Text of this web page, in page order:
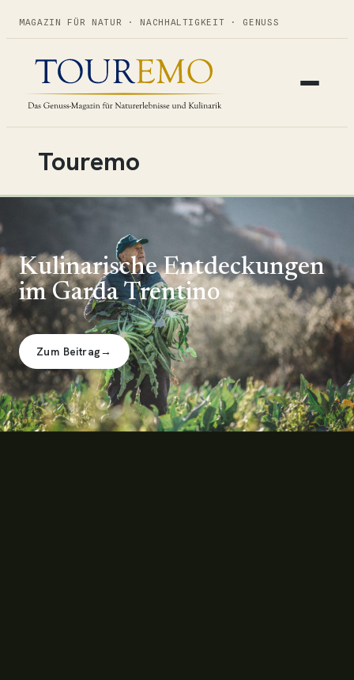
MAGAZIN FÜR NATUR · NACHHALTIGKEIT · GENUSS
Touremo
Kulinarische Entdeckungen
im Garda Trentino
Zum Beitrag→
→
→
→
→
→
→
→
→